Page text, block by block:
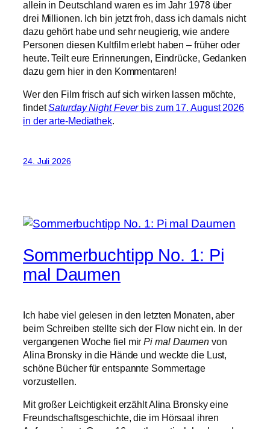
allein in Deutschland waren es im Jahr 1978 über
drei Millionen. Ich bin jetzt froh, dass ich damals nicht
dazu gehört habe und sehr neugierig, wie andere
Personen diesen Kultfilm erlebt haben – früher oder
heute. Teilt eure Erinnerungen, Eindrücke, Gedanken
dazu gern hier in den Kommentaren!
Wer den Film frisch auf sich wirken lassen möchte,
findetSaturday Night Feverbis zum 17. August 2026
in der arte-Mediathek.
24. Juli 2026
Sommerbuchtipp No. 1: Pi
mal Daumen
Ich habe viel gelesen in den letzten Monaten, aber
beim Schreiben stellte sich der Flow nicht ein. In der
vergangenen Woche fiel mir Pi mal Daumen von
Alina Bronsky in die Hände und weckte die Lust,
schöne Bücher für entspannte Sommertage
vorzustellen.
Mit großer Leichtigkeit erzählt Alina Bronsky eine
Freundschaftsgeschichte, die im Hörsaal ihren